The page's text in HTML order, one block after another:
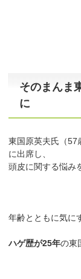
そのまんま
に
東国原英夫氏（57
に出席し、
頭皮に関する悩み
年齢とともに気に
ハゲ歴が25年の東